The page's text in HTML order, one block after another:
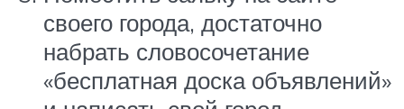
своего города, достаточно
набрать словосочетание
«бесплатная доска объявлений»